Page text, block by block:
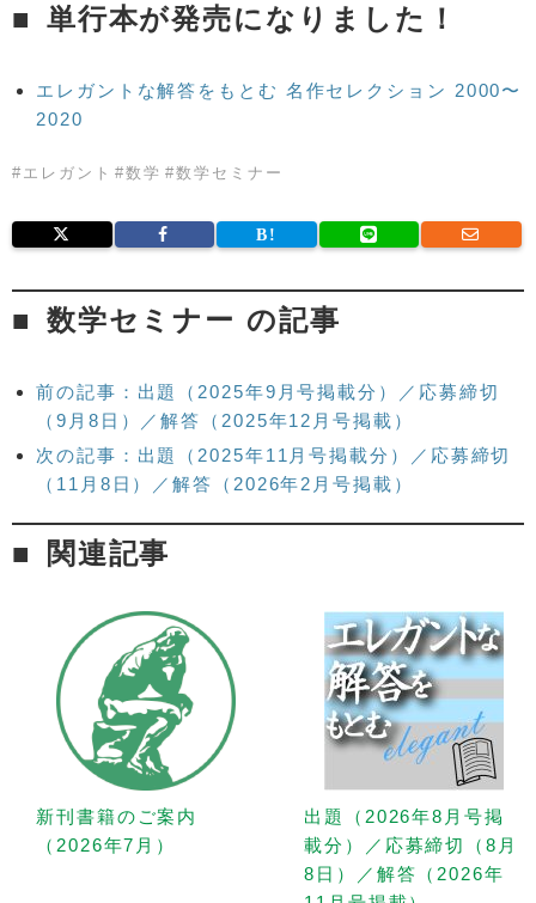
単行本が発売になりました！
エレガントな解答をもとむ 名作セレクション 2000〜
2020
# エレガント #数学 #数学セミナー
数学セミナー の記事
前の記事：出題（2025年9月号掲載分）／応募締切
（9月8日）／解答（2025年12月号掲載）
次の記事：出題（2025年11月号掲載分）／応募締切
（11月8日）／解答（2026年2月号掲載）
関連記事
新刊書籍のご案内
（2026年7月）
出題（2026年8月号掲
載分）／応募締切（8月
8日）／解答（2026年